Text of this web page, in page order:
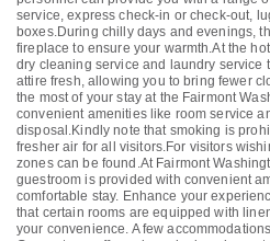
service, express check-in or check-out,
boxes.During chilly days and evenings,
fireplace to ensure your warmth.At the
dry cleaning service and laundry service
attire fresh, allowing you to bring fewer
the most of your stay at the Fairmont
convenient amenities like room service
disposal.Kindly note that smoking is
fresher air for all visitors.For visitors
zones can be found.At Fairmont
guestroom is provided with convenient
comfortable stay. Enhance your
that certain rooms are equipped with
your convenience. A few